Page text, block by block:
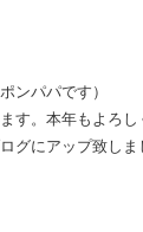
ンパパです）
す。本年もよろし
グにアップ致しま